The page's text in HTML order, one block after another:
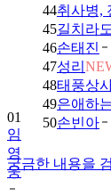
44취사병,
45길치라
46손태진
47성리
48태풍상
49은애하
50손빈아
궁금한 내용을
01
임
영
웅